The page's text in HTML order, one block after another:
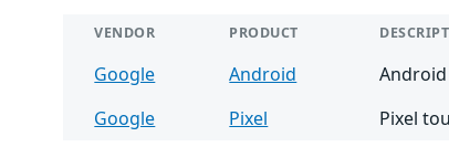
VENDOR PRODUCT
Google Android
Google
Pixel Pixel